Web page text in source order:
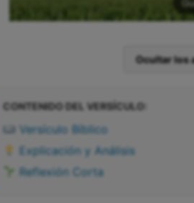
Ocultar los
CONTENIDO DEL VERSÍCULO:
Versículo Bíblico
Explicación y Análisis
Reflexión Corta